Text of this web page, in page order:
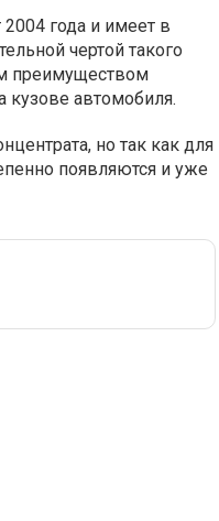
2004 года и имеет в
чертой такого
преимуществом
кузове автомобиля.
но так как для
появляются и уже